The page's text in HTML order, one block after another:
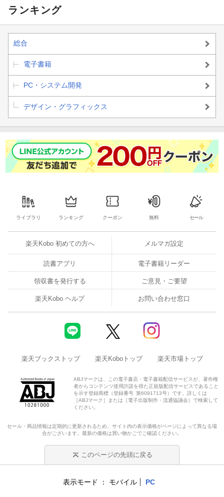
ランキング
総合
電子書籍
PC・システム開発
デザイン・グラフィックス
ライブラリ ランキング クーポン 無料 セール
楽天Kobo 初めての方へ メルマガ設定
読書アプリ 電子書籍リーダー
領収書を発行する ご意見・ご要望
楽天Kobo ヘルプ お問い合わせ窓口
楽天ブックストップ 楽天Koboトップ 楽天市場トップ
ABJマークは、この電子書店・電子書籍配信サービスが、著作権
者からコンテンツ使用許諾を得た正規版配信サービスであること
を示す登録商標（登録番号 第6091713号）です。詳しくは
［ABJマーク］または［電子出版制作・流通協議会］で検索して
ください。
セール・商品情報は定期的に更新されるため、サイト内の表示価格がページによって異なる場
合がございます。最新の価格は買い物かごでご確認ください。
このページの先頭に戻る
表示モード モバイル PC